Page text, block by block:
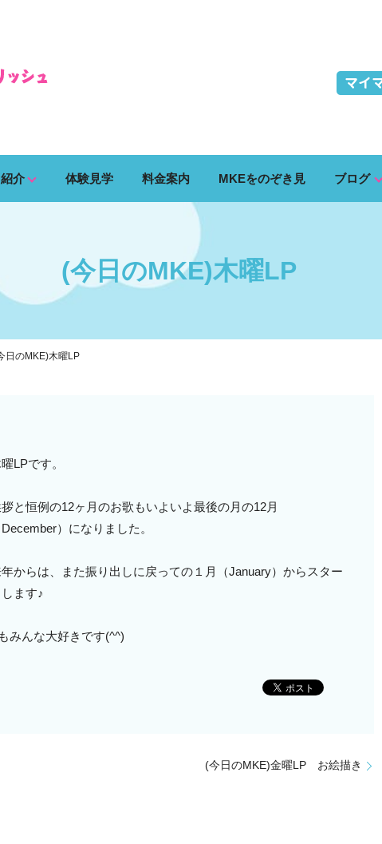
介 体験見学 料金案内 MKEをのぞき見 ブログ
(今日のMKE)木曜LP
日のMKE)木曜LP
LPです。
と恒例の12ヶ月のお歌もいよいよ最後の月の12月
December）になりました。
からは、また振り出しに戻っての１月（January）からスター
します♪
みんな大好きです(^^)
(今日のMKE)金曜LP お絵描き